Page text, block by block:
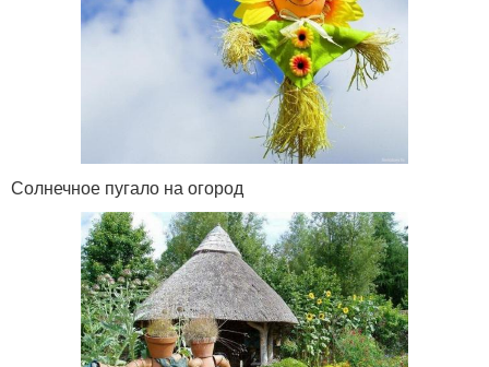
Солнечное пугало на огород